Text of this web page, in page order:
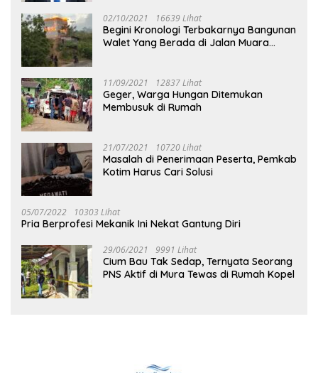
02/10/2021 16639 Lihat
Begini Kronologi Terbakarnya Bangunan
Walet Yang Berada di Jalan Muara
11/09/2021 12837 Lihat
Geger, Warga Hungan Ditemukan
Membusuk di Rumah
21/07/2021 10720 Lihat
Masalah di Penerimaan Peserta, Pemkab
Kotim Harus Cari Solusi
05/07/2022 10303 Lihat
Pria Berprofesi Mekanik Ini Nekat Gantung Diri
29/06/2021 9991 Lihat
Cium Bau Tak Sedap, Ternyata Seorang
PNS Aktif di Mura Tewas di Rumah Kopel